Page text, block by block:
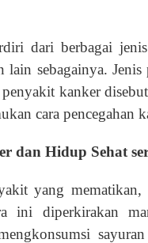
dari berbagai
lain sebagainya.
kanker
cara pencegahan
dan Hidup Sehat
yang
ini diperkirakan